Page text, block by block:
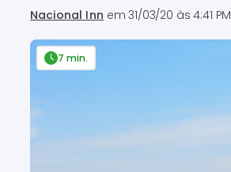
Nacional Inn em31/03/20 às 4:41 PM
7 min.